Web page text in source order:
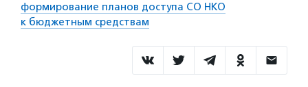
формирование планов доступа СО НКО
к бюджетным средствам